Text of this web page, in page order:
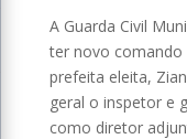
A Guarda Civil
ter novo comando
prefeita eleita,
geral o inspetor e
como diretor